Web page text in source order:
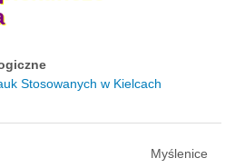
Stosowanych w Kielcach
Myślenice